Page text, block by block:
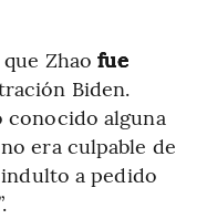
Zhaofue
Biden.
conocido alguna
era culpable de
indulto a pedido